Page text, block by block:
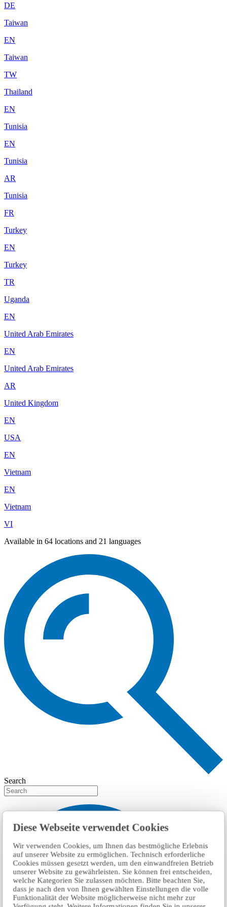
Diese Webseite verwendet Cookies
Wir verwenden Cookies, um Ihnen das bestmögliche Erlebnis
auf unserer Website zu ermöglichen. Technisch erforderliche
Cookies müssen gesetzt werden, um den einwandfreien Betrieb
unserer Website zu gewährleisten. Sie können frei entscheiden,
welche Kategorien Sie zulassen möchten. Bitte beachten Sie,
dass je nach den von Ihnen gewählten Einstellungen die volle
Funktionalität der Website möglicherweise nicht mehr zur
DE
Taiwan
EN
Taiwan
TW
Thailand
EN
Tunisia
EN
Tunisia
AR
Tunisia
FR
Turkey
EN
Turkey
TR
Uganda
EN
United Arab Emirates
EN
United Arab Emirates
AR
United Kingdom
EN
USA
EN
Vietnam
EN
Vietnam
VI
Available in 64 locations and 21 languages
Search